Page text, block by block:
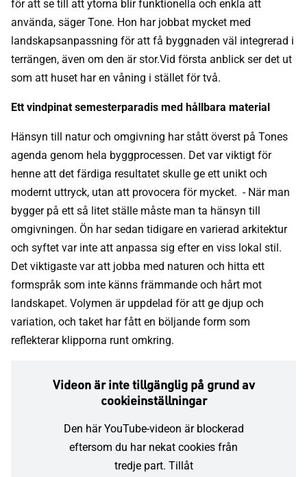
för att se till att ytorna blir funktionella och enkla att
använda, säger Tone. Hon har jobbat mycket med
landskapsanpassning för att få byggnaden väl integrerad i
terrängen, även om den är stor.Vid första anblick ser det ut
som att huset har en våning i stället för två.
Ett vindpinat semesterparadis med hållbara material
Hänsyn till natur och omgivning har stått överst på Tones
agenda genom hela byggprocessen. Det var viktigt för
henne att det färdiga resultatet skulle ge ett unikt och
modernt uttryck, utan att provocera för mycket. - När man
bygger på ett så litet ställe måste man ta hänsyn till
omgivningen. Ön har sedan tidigare en varierad arkitektur
och syftet var inte att anpassa sig efter en viss lokal stil.
Det viktigaste var att jobba med naturen och hitta ett
formspråk som inte känns främmande och hårt mot
landskapet. Volymen är uppdelad för att ge djup och
variation, och taket har fått en böljande form som
reflekterar klipporna runt omkring.
Videon är inte tillgänglig på grund av
cookieinställningar
Den här YouTube-videon är blockerad
eftersom du har nekat cookies från
tredje part. Tillåt